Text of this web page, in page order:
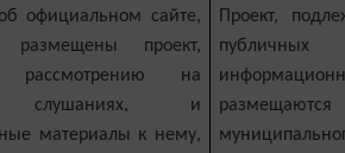
официальном сайте,
проект,
рассмотрению на
слушаниях, и
материалы к нему,
Проект,